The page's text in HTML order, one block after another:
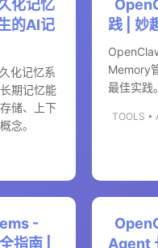
化记忆
的AI记
化记忆系
期记忆能
储、上下
念。
践 | 妙
Memory
最佳实践
TOOLS •
-
指南 |
Agent